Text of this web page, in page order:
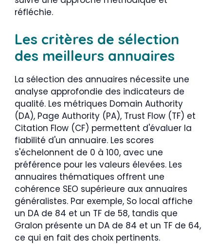
réfléchie.
Les critères de sélection
des meilleurs annuaires
La sélection des annuaires nécessite une
analyse approfondie des indicateurs de
qualité. Les métriques Domain Authority
(DA), Page Authority (PA), Trust Flow (TF) et
Citation Flow (CF) permettent d'évaluer la
fiabilité d'un annuaire. Les scores
s'échelonnent de 0 à 100, avec une
préférence pour les valeurs élevées. Les
annuaires thématiques offrent une
cohérence SEO supérieure aux annuaires
généralistes. Par exemple, So local affiche
un DA de 84 et un TF de 58, tandis que
Gralon présente un DA de 84 et un TF de 64,
ce qui en fait des choix pertinents.